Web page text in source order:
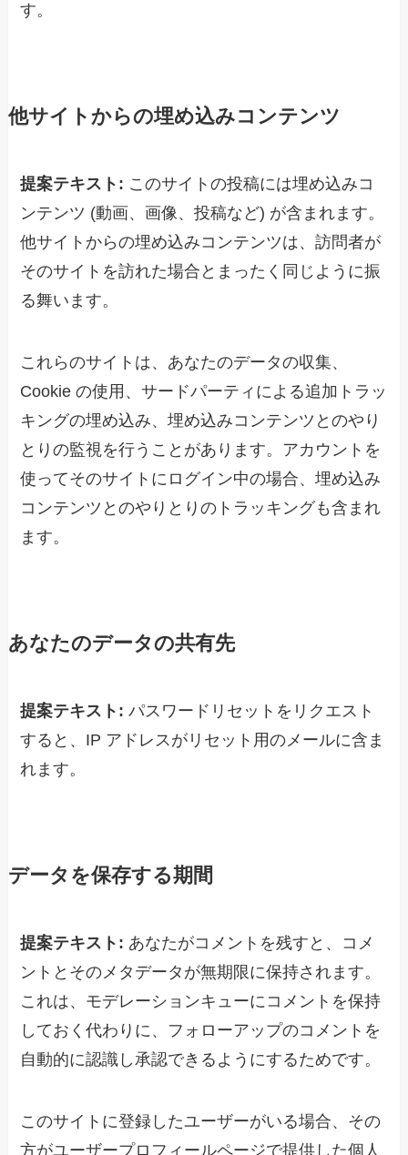
す。
他サイトからの埋め込みコンテンツ
提案テキスト: このサイトの投稿には埋め込みコ
ンテンツ (動画、画像、投稿など) が含まれます。
他サイトからの埋め込みコンテンツは、訪問者が
そのサイトを訪れた場合とまったく同じように振
る舞います。
これらのサイトは、あなたのデータの収集、
Cookie の使用、サードパーティによる追加トラッ
キングの埋め込み、埋め込みコンテンツとのやり
とりの監視を行うことがあります。アカウントを
使ってそのサイトにログイン中の場合、埋め込み
コンテンツとのやりとりのトラッキングも含まれ
ます。
あなたのデータの共有先
提案テキスト:パスワードリセットをリクエスト
すると、IP アドレスがリセット用のメールに含ま
れます。
データを保存する期間
提案テキスト: あなたがコメントを残すと、コメ
ントとそのメタデータが無期限に保持されます。
これは、モデレーションキューにコメントを保持
しておく代わりに、フォローアップのコメントを
自動的に認識し承認できるようにするためです。
このサイトに登録したユーザーがいる場合、その
方がユーザープロフィールページで提供した個人